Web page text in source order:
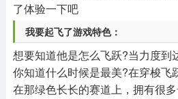
了体验一下吧
我要起飞了游戏特色：
想要知道他是怎么飞跃?当力度到
你知道什么时候是最美?在穿梭飞
在那绿色长长的赛道上，拥有很多